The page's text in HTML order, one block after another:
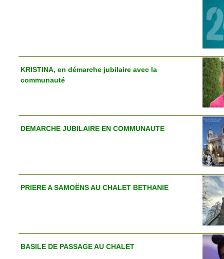
KRISTINA, en démarche jubilaire avec la
communauté
DEMARCHE JUBILAIRE EN COMMUNAUTE
PRIERE A SAMOËNS AU CHALET BETHANIE
BASILE DE PASSAGE AU CHALET